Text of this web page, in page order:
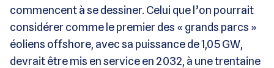
commencent à se dessiner. Celui que l’on pourrait
considérer comme le premier des « grands parcs »
éoliens offshore, avec sa puissance de 1,05 GW,
devrait être mis en service en 2032, à une trentaine